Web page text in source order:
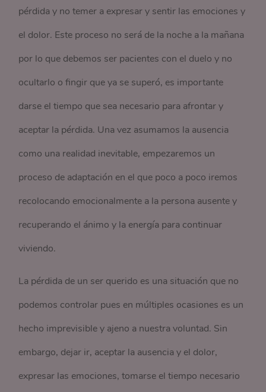
pérdida y no temer a expresar y sentir las emociones y
el dolor. Este proceso no será de la noche a la mañana
por lo que debemos ser pacientes con el duelo y no
ocultarlo o fingir que ya se superó, es importante
darse el tiempo que sea necesario para afrontar y
aceptar la pérdida. Una vez asumamos la ausencia
como una realidad inevitable, empezaremos un
proceso de adaptación en el que poco a poco iremos
recolocando emocionalmente a la persona ausente y
recuperando el ánimo y la energía para continuar
viviendo.
La pérdida de un ser querido es una situación que no
podemos controlar pues en múltiples ocasiones es un
hecho imprevisible y ajeno a nuestra voluntad. Sin
embargo, dejar ir, aceptar la ausencia y el dolor,
expresar las emociones, tomarse el tiempo necesario